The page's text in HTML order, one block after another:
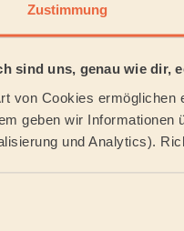
Zustimmung
sind uns, genau wie dir,
von Cookies
geben wir Informationen
und Analytics).
in meiner
Städten verfügbar:
München Köln